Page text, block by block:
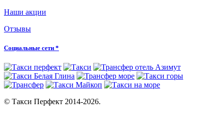
Наши акции
Отзывы
Социальные сети *
© Такси Перфект 2014-2026.